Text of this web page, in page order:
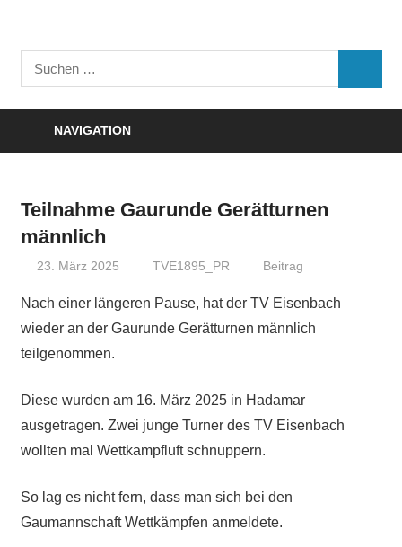
Turnverein
"Frisch
Suchen
nach:
NAVIGATION
Teilnahme Gaurunde Gerätturnen
männlich
23. März 2025 TVE1895_PR Beitrag
Nach einer längeren Pause, hat der TV Eisenbach
wieder an der Gaurunde Gerätturnen männlich
teilgenommen.
Diese wurden am 16. März 2025 in Hadamar
ausgetragen. Zwei junge Turner des TV Eisenbach
wollten mal Wettkampfluft schnuppern.
So lag es nicht fern, dass man sich bei den
Gaumannschaft Wettkämpfen anmeldete.